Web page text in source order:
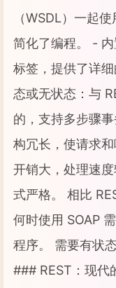
（WSDL）一起
简化了编程。 -
标签，提供了详
态或无状态：与
的，支持多步骤
构冗长，使请求
开销大，处理速
式严格。 相比
何时使用 SOAP
程序。 需要有状
### REST：现代